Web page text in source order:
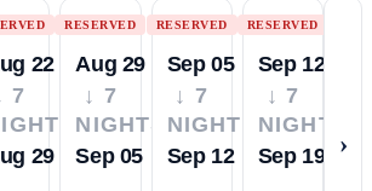
22
7
29
RESERVED
Aug 29
↓ 7
NIGHTS
Sep 05
RESERVED
Sep 05
↓ 7
NIGHTS
Sep 12
RESERVED
Sep 12
↓ 7
NIGHTS
Sep 19
›